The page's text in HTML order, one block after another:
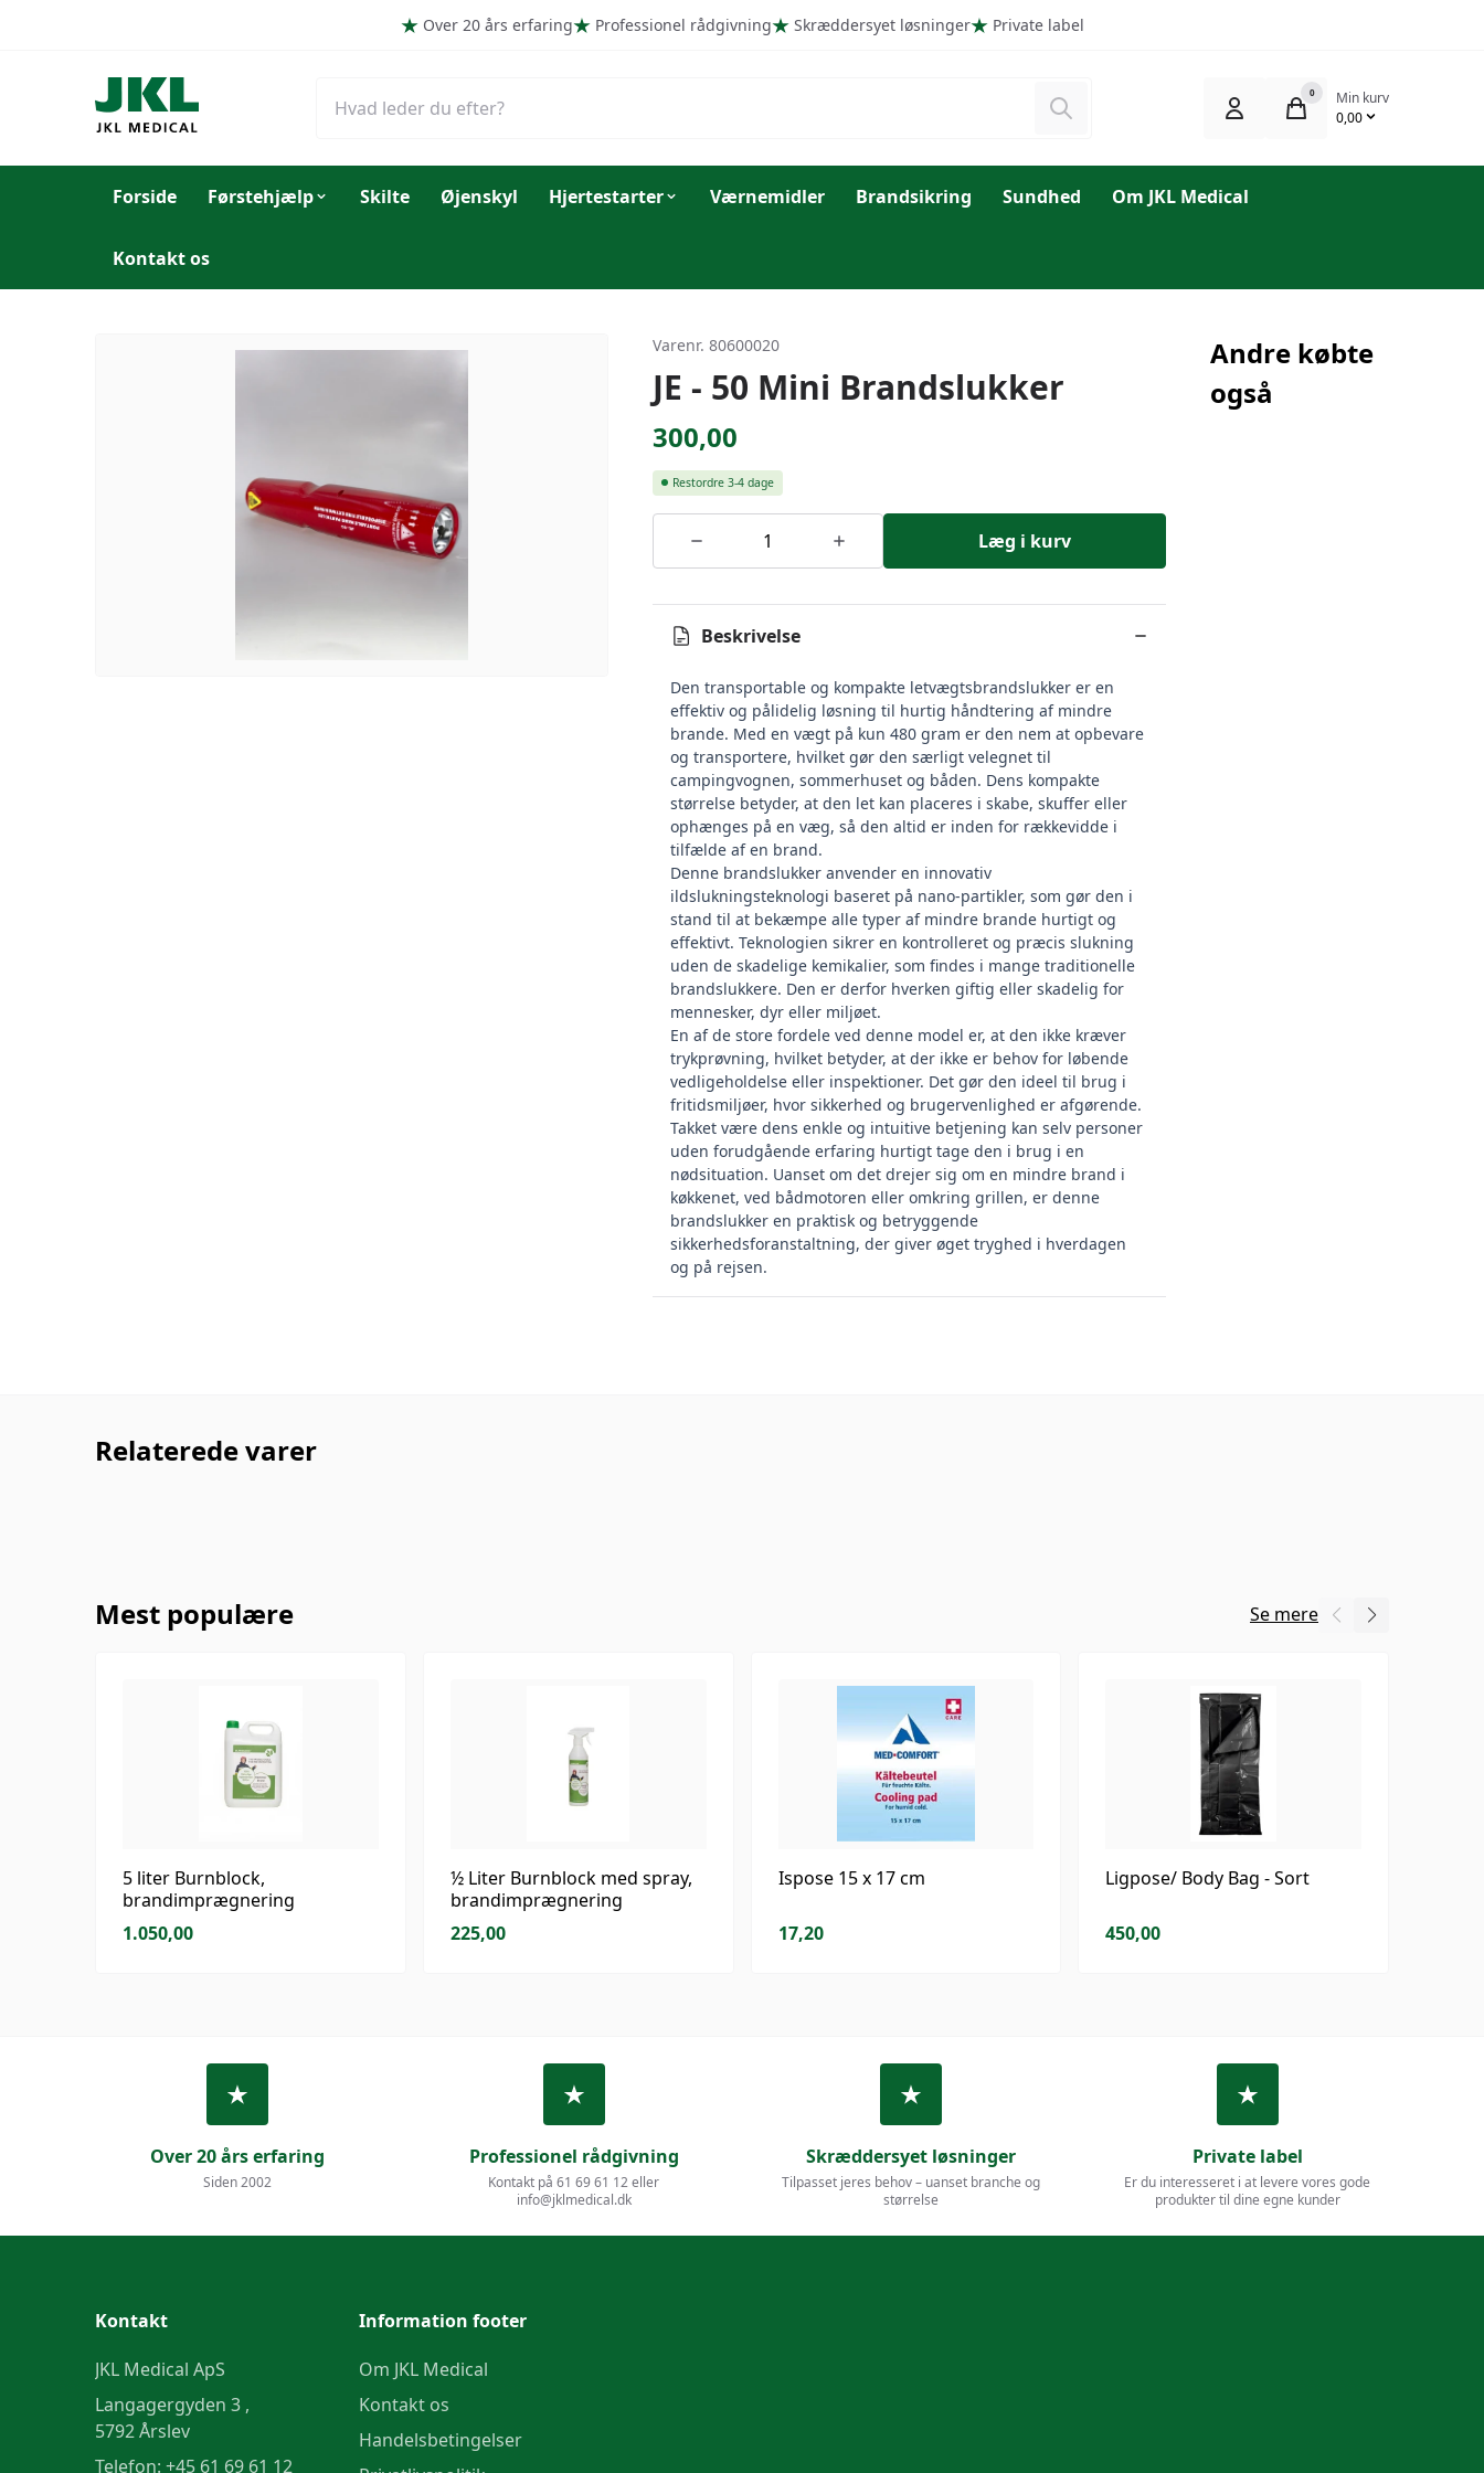
Over 20 års erfaring Professionel rådgivning Skræddersyet løsninger Private label
Søg
0
Min kurv
0,00
Forside Førstehjælp Skilte Øjenskyl Hjertestarter Værnemidler Brandsikring Sundhed Om JKL Medical
Kontakt os
Varenr. 80600020
JE - 50 Mini Brandslukker
300,00
Restordre 3-4 dage
Læg i kurv
Beskrivelse
Den transportable og kompakte letvægtsbrandslukker er en
effektiv og pålidelig løsning til hurtig håndtering af mindre
brande. Med en vægt på kun 480 gram er den nem at opbevare
og transportere, hvilket gør den særligt velegnet til
campingvognen, sommerhuset og båden. Dens kompakte
størrelse betyder, at den let kan placeres i skabe, skuffer eller
ophænges på en væg, så den altid er inden for rækkevidde i
tilfælde af en brand.
Denne brandslukker anvender en innovativ
ildslukningsteknologi baseret på nano-partikler, som gør den i
stand til at bekæmpe alle typer af mindre brande hurtigt og
effektivt. Teknologien sikrer en kontrolleret og præcis slukning
uden de skadelige kemikalier, som findes i mange traditionelle
brandslukkere. Den er derfor hverken giftig eller skadelig for
mennesker, dyr eller miljøet.
En af de store fordele ved denne model er, at den ikke kræver
trykprøvning, hvilket betyder, at der ikke er behov for løbende
vedligeholdelse eller inspektioner. Det gør den ideel til brug i
fritidsmiljøer, hvor sikkerhed og brugervenlighed er afgørende.
Takket være dens enkle og intuitive betjening kan selv personer
uden forudgående erfaring hurtigt tage den i brug i en
nødsituation. Uanset om det drejer sig om en mindre brand i
køkkenet, ved bådmotoren eller omkring grillen, er denne
brandslukker en praktisk og betryggende
sikkerhedsforanstaltning, der giver øget tryghed i hverdagen
og på rejsen.
Andre købte
også
Relaterede varer
Mest populære Se mere
5 liter Burnblock,
brandimprægnering
1.050,00
½ Liter Burnblock med spray,
brandimprægnering
225,00
Ispose 15 x 17 cm
17,20
Ligpose/ Body Bag - Sort
450,00
Over 20 års erfaring
Siden 2002
Professionel rådgivning
Kontakt på 61 69 61 12 eller
info@jklmedical.dk
Skræddersyet løsninger
Tilpasset jeres behov – uanset branche og
størrelse
Private label
Er du interesseret i at levere vores gode
produkter til dine egne kunder
Kontakt
JKL Medical ApS
Langagergyden 3 ,
5792 Årslev
Telefon: +45 61 69 61 12
Information footer
Om JKL Medical
Kontakt os
Handelsbetingelser